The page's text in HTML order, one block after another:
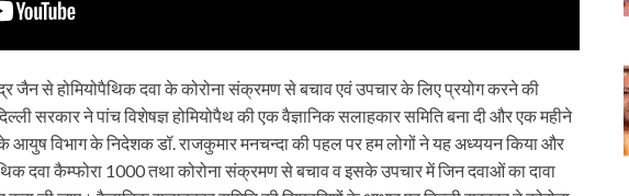
जैन से होमियोपैथिक दवा के कोरोना संक्रमण से बचाव एवं उपचार के लिए प्रयोग करने की
सरकार ने पांच विशेषज्ञ होमियोपैथ की एक वैज्ञानिक सलाहकार समिति बना दी और एक महीने
के आयुष विभाग के निदेशक डॉ. राजकुमार मनचन्दा की पहल पर हम लोगों ने यह अध्ययन किया और
दवा कैम्फोरा 1000 तथा कोरोना संक्रमण से बचाव व इसके उपचार में जिन दवाओं का दावा